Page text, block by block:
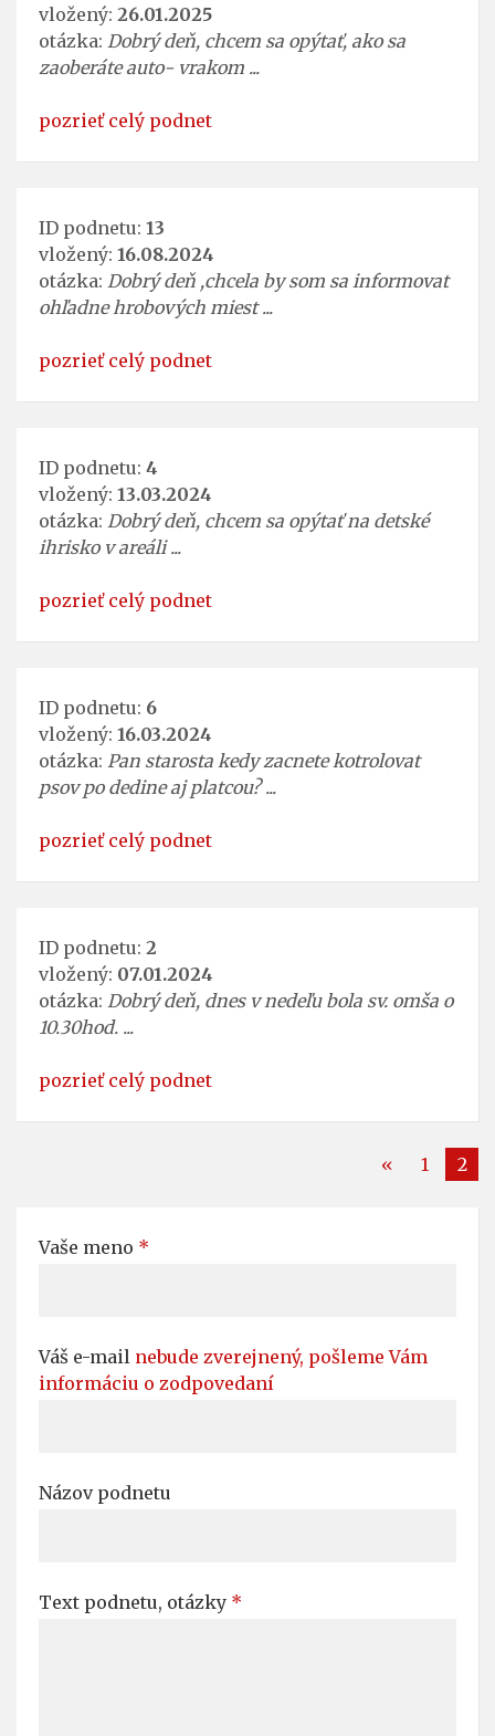
vložený: 26.01.2025
otázka: Dobrý deň, chcem sa opýtať, ako sa
zaoberáte auto- vrakom ...
pozrieť celý podnet
ID podnetu: 13
vložený: 16.08.2024
otázka: Dobrý deň ,chcela by som sa informovat
ohľadne hrobových miest ...
pozrieť celý podnet
ID podnetu: 4
vložený: 13.03.2024
otázka: Dobrý deň, chcem sa opýtať na detské
ihrisko v areáli ...
pozrieť celý podnet
ID podnetu: 6
vložený: 16.03.2024
otázka: Pan starosta kedy zacnete kotrolovat
psov po dedine aj platcou? ...
pozrieť celý podnet
ID podnetu: 2
vložený: 07.01.2024
otázka: Dobrý deň, dnes v nedeľu bola sv. omša o
10.30hod. ...
pozrieť celý podnet
« 1 2
Vaše meno *
Váš e-mail nebude zverejnený, pošleme Vám
informáciu o zodpovedaní
Názov podnetu
Text podnetu, otázky *